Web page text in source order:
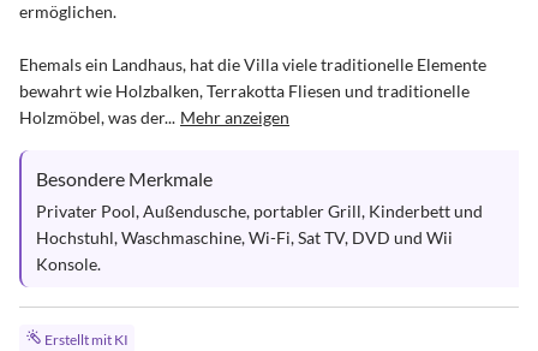
ermöglichen.
Ehemals ein Landhaus, hat die Villa viele traditionelle Elemente
bewahrt wie Holzbalken, Terrakotta Fliesen und traditionelle
Holzmöbel, was der... Mehr anzeigen
Besondere Merkmale
Privater Pool, Außendusche, portabler Grill, Kinderbett und
Hochstuhl, Waschmaschine, Wi-Fi, Sat TV, DVD und Wii
Konsole.
Erstellt mit KI